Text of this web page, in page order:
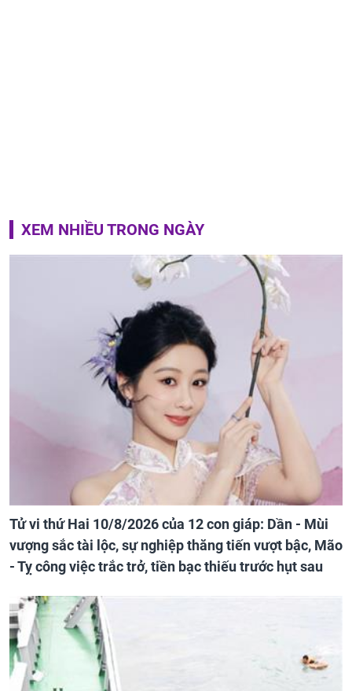
XEM NHIỀU TRONG NGÀY
Tử vi thứ Hai 10/8/2026 của 12 con giáp: Dần - Mùi
vượng sắc tài lộc, sự nghiệp thăng tiến vượt bậc, Mão
- Tỵ công việc trắc trở, tiền bạc thiếu trước hụt sau